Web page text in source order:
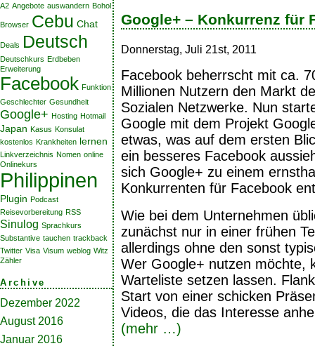
A2 Angebote auswandern Bohol
Browser Cebu Chat
Deals Deutsch
Deutschkurs Erdbeben
Erweiterung
Facebook Funktion
Geschlechter Gesundheit
Google+ Hosting Hotmail
Japan Kasus Konsulat
kostenlos Krankheiten lernen
Linkverzeichnis Nomen online
Onlinekurs
Philippinen
Plugin Podcast
Reisevorbereitung RSS
Sinulog Sprachkurs
Substantive tauchen trackback
Twitter Visa Visum weblog Witz
Zähler
Archive
Dezember 2022
August 2016
Januar 2016
Google+ – Konkurrenz für
Donnerstag, Juli 21st, 2011
Facebook beherrscht mit ca.
Millionen Nutzern den Markt
Sozialen Netzwerke. Nun
Google mit dem Projekt
etwas, was auf dem ersten
ein besseres Facebook
sich Google+ zu einem
Konkurrenten für Facebook
Wie bei dem Unternehmen
zunächst nur in einer frühen
allerdings ohne den sonst
Wer Google+ nutzen möchte,
Warteliste setzen lassen.
Start von einer schicken
Videos, die das Interesse
(mehr …)